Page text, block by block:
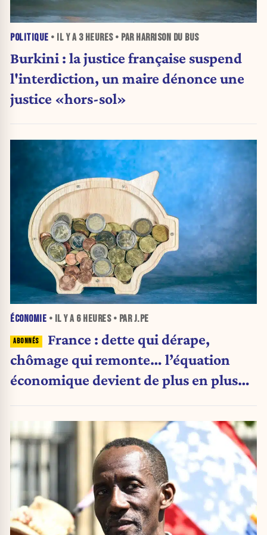
POLITIQUE • IL Y A 3 HEURES• PAR HARRISON DU BUS
Burkini : la justice française suspend
l'interdiction, un maire dénonce une
justice «hors-sol»
ÉCONOMIE • IL Y A 6 HEURES• PAR J.PE
France : dette qui dérape,
chômage qui remonte… l’équation
économique devient de plus en plus